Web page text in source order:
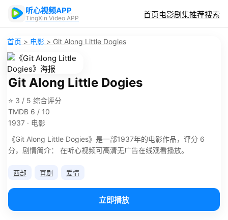
听心视频APP
TingXin Video APP 首页电影剧集推荐搜索
首页 > 电影 > Git Along Little Dogies
Git Along Little Dogies
⭐ 3 / 5 综合评分
TMDB 6 / 10
1937 · 电影
《Git Along Little Dogies》是一部1937年的电影作品，评分 6
分，剧情简介： 在听心视频可高清无广告在线观看播放。
西部 喜剧 爱情
立即播放